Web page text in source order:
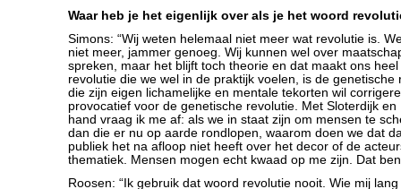
Waar heb je het eigenlijk over als je het woord
Simons: “Wij weten helemaal niet meer wat revolutie is.
niet meer, jammer genoeg. Wij kunnen wel over
spreken, maar het blijft toch theorie en dat maakt ons
revolutie die we wel in de praktijk voelen, is de genetische
die zijn eigen lichamelijke en mentale tekorten wil
provocatief voor de genetische revolutie. Met Sloterdijk en
hand vraag ik me af: als we in staat zijn om mensen te
dan die er nu op aarde rondlopen, waarom doen we dat
publiek het na afloop niet heeft over het decor of de
thematiek. Mensen mogen echt kwaad op me zijn. Dat
Roosen: “Ik gebruik dat woord revolutie nooit. Wie mij